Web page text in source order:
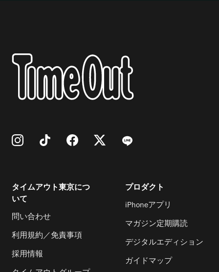
タイムアウト東京につ
いて
問い合わせ
利用規約／免責事項
採用情報
プロダクト
iPhoneアプリ
マガジン定期購読
デジタルエディション
ガイドマップ